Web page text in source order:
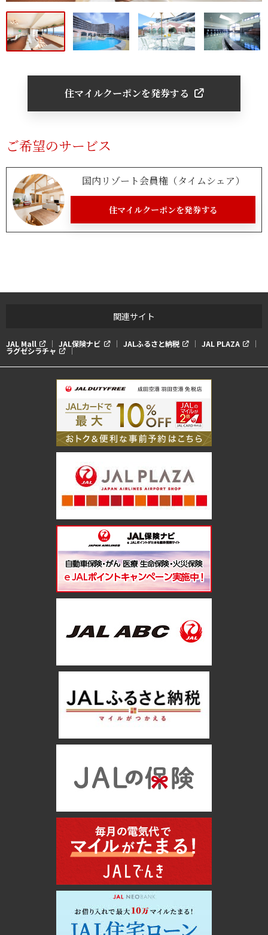
住マイルクーポンを発券する
ご希望のサービス
国内リゾート会員権（タイムシェア）
住マイルクーポンを発券する
関連サイト
JAL Mall JAL保険ナビ JALふるさと納税 JAL PLAZA
ラグゼシラチャ